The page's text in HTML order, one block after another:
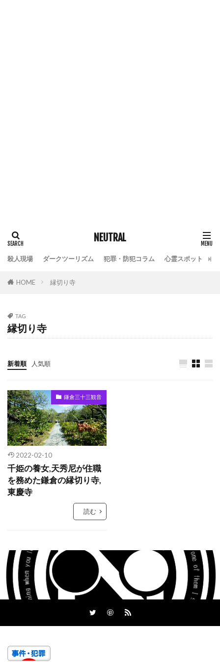
NEUTRAL
殺人現場 ダークツーリズム 犯罪・防犯コラム 心霊スポット
HOME 縁切り寺
TAG
縁切り寺
新着順 人気順
鎌倉三十三観音
2022-02-10
千姫の養女,天秀尼が住職
を務めた鎌倉の縁切り寺,
東慶寺
読む